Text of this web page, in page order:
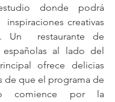
donde podrá
inspiraciones creativas
Un  restaurante de
españolas al lado del
ofrece delicias
de que el programa de
comience por la